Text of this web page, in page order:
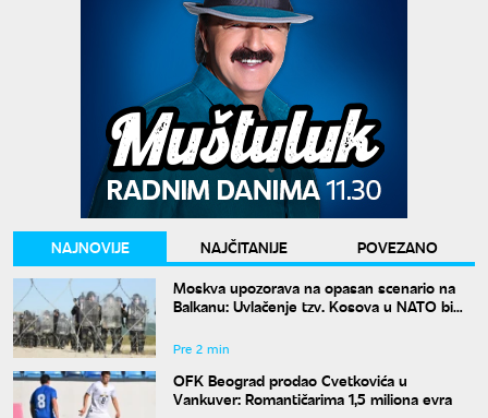
NAJNOVIJE NAJČITANIJE
POVEZANO
Moskva upozorava na opasan scenario na
Balkanu: Uvlačenje tzv. Kosova u NATO bi
Pre 2 min
OFK Beograd prodao Cvetkovića u
Vankuver: Romantičarima 1,5 miliona evra